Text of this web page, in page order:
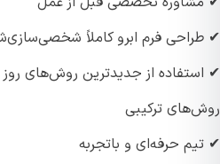
فرم ابرو کاملاً شخصی‌سازی‌شده
ترکیبی
حرفه‌ای و باتجربه